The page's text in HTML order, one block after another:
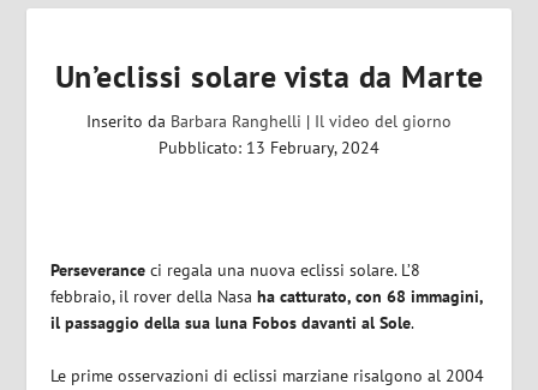
Un’eclissi solare vista da Marte
Inserito da Barbara Ranghelli | Il video del giorno
Pubblicato: 13 February, 2024
Perseverance ci regala una nuova eclissi solare. L’8
febbraio, il rover della Nasaha catturato, con 68 immagini,
il passaggio della sua luna Fobos davanti al Sole.
Le prime osservazioni di eclissi marziane risalgono al 2004